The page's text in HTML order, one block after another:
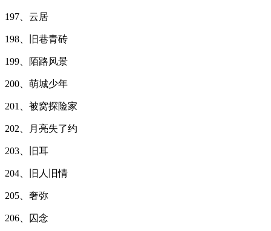
197、云居
198、旧巷青砖
199、陌路风景
200、萌城少年
201、被窝探险家
202、月亮失了约
203、旧耳
204、旧人旧情
205、奢弥
206、囚念